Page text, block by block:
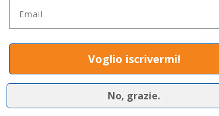
Fare clic per espandere
Condividi
Voglio iscrivermi!
No, grazie.